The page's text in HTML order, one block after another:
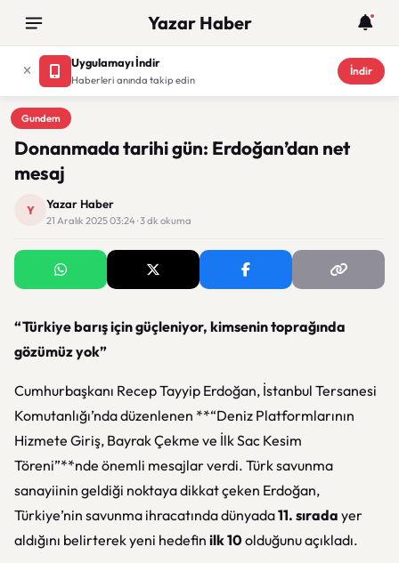
Yazar Haber
Uygulamayı İndir
Haberleri anında takip edin
İndir
Gundem
Gundem
Donanmada tarihi gün: Erdoğan’dan net
mesaj
Y Yazar Haber
21 Aralık 2025 03:24 · 3 dk okuma
“Türkiye barış için güçleniyor, kimsenin toprağında
gözümüz yok”
Cumhurbaşkanı Recep Tayyip Erdoğan, İstanbul Tersanesi
Komutanlığı’nda düzenlenen **“Deniz Platformlarının
Hizmete Giriş, Bayrak Çekme ve İlk Sac Kesim
Töreni”**nde önemli mesajlar verdi. Türk savunma
sanayiinin geldiği noktaya dikkat çeken Erdoğan,
Türkiye’nin savunma ihracatında dünyada11. sırada yer
aldığını belirterek yeni hedefin ilk 10olduğunu açıkladı.